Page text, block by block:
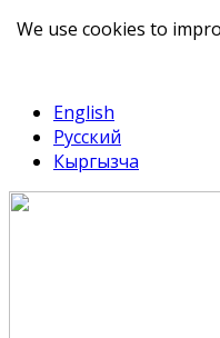
English
Русский
Кыргызча
We use cookies to